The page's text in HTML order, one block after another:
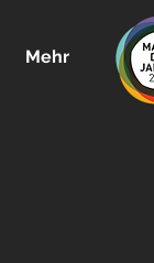
Mehr